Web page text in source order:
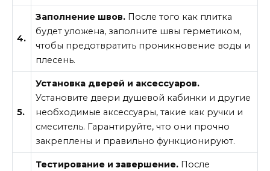
4.
Заполнение швов. После того как плитка
будет уложена, заполните швы герметиком,
чтобы предотвратить проникновение воды и
плесень.
5.
Установка дверей и аксессуаров.
Установите двери душевой кабинки и другие
необходимые аксессуары, такие как ручки и
смеситель. Гарантируйте, что они прочно
закреплены и правильно функционируют.
Тестирование и завершение. После